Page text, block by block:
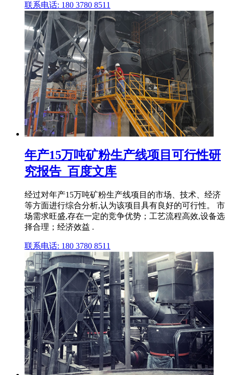
联系电话: 180 3780 8511
年产15万吨矿粉生产线项目可行性研
究报告_百度文库
经过对年产15万吨矿粉生产线项目的市场、技术、经济
等方面进行综合分析,认为该项目具有良好的可行性。 市
场需求旺盛,存在一定的竞争优势；工艺流程高效,设备选
择合理；经济效益 .
联系电话: 180 3780 8511